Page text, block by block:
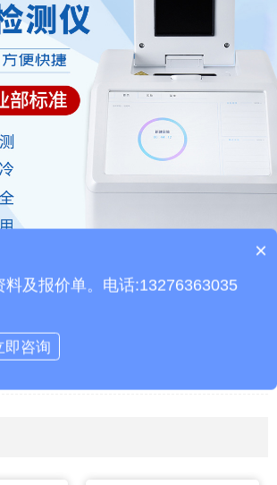
能监测系统介绍
产品包含安装吗？
×
料及报价单。电话:13276363035
即咨询